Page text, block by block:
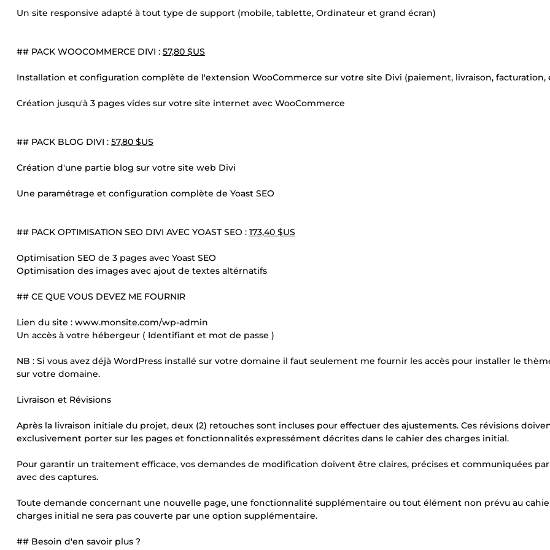
Un site responsive adapté à tout type de support (mobile, tablette, Ordinateur et grand écran)
## PACK WOOCOMMERCE DIVI : 57,80 $US
Installation et configuration complète de l'extension WooCommerce sur votre site Divi (paiement, livraison, facturation,
Création jusqu'à 3 pages vides sur votre site internet avec WooCommerce
## PACK BLOG DIVI : 57,80 $US
Création d'une partie blog sur votre site web Divi
Une paramétrage et configuration complète de Yoast SEO
## PACK OPTIMISATION SEO DIVI AVEC YOAST SEO : 173,40 $US
Optimisation SEO de 3 pages avec Yoast SEO
Optimisation des images avec ajout de textes altérnatifs
## CE QUE VOUS DEVEZ ME FOURNIR
Lien du site : www.monsite.com/wp-admin
Un accès à votre hébergeur ( Identifiant et mot de passe )
NB : Si vous avez déjà WordPress installé sur votre domaine il faut seulement me fournir les accès pour installer le
sur votre domaine.
Livraison et Révisions
Après la livraison initiale du projet, deux (2) retouches sont incluses pour effectuer des ajustements. Ces révisions
exclusivement porter sur les pages et fonctionnalités expressément décrites dans le cahier des charges initial.
Pour garantir un traitement efficace, vos demandes de modification doivent être claires, précises et communiquées
avec des captures.
Toute demande concernant une nouvelle page, une fonctionnalité supplémentaire ou tout élément non prévu au
charges initial ne sera pas couverte par une option supplémentaire.
## Besoin d'en savoir plus ?